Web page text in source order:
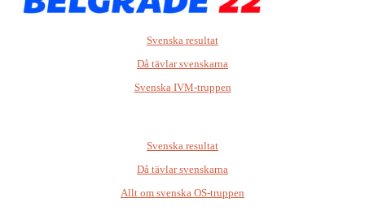
Svenska resultat
Då tävlar svenskarna
Svenska IVM-truppen
Svenska resultat
Då tävlar svenskarna
Allt om svenska OS-truppen